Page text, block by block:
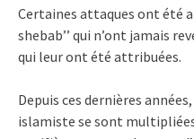
Certaines attaques ont été
shebab’’ qui n’ont jamais
qui leur ont été attribuées.
Depuis ces dernières
islamiste se sont